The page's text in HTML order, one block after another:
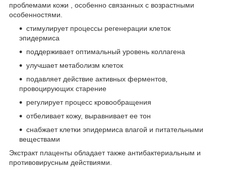
проблемами кожи , особенно связанных с возрастными
особенностями.
стимулирует процессы регенерации клеток
эпидермиса
поддерживает оптимальный уровень коллагена
улучшает метаболизм клеток
подавляет действие активных ферментов,
провоцирующих старение
регулирует процесс кровообращения
отбеливает кожу, выравнивает ее тон
снабжает клетки эпидермиса влагой и питательными
веществами
Экстракт плаценты обладает также антибактериальным и
противовирусным действиями.